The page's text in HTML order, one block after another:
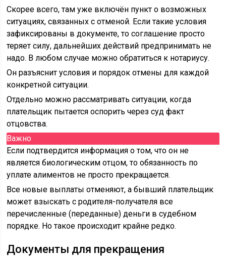
Скорее всего, там уже включён пункт о возможных
ситуациях, связанных с отменой. Если такие условия
зафиксированы в документе, то соглашение просто
теряет силу, дальнейших действий предпринимать не
надо. В любом случае можно обратиться к нотариусу.
Он разъяснит условия и порядок отмены для каждой
конкретной ситуации.
Отдельно можно рассматривать ситуации, когда
плательщик пытается оспорить через суд факт
отцовства.
Важно
Если подтвердится информация о том, что он не
является биологическим отцом, то обязанность по
уплате алиментов не просто прекращается.
Все новые выплаты отменяют, а бывший плательщик
может взыскать с родителя-получателя все
перечисленные (переданные) деньги в судебном
порядке. Но такое происходит крайне редко.
Документы для прекращения